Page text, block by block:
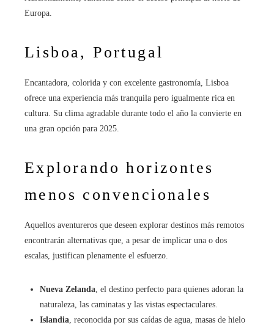
Europa.
Lisboa, Portugal
Encantadora, colorida y con excelente gastronomía, Lisboa
ofrece una experiencia más tranquila pero igualmente rica en
cultura. Su clima agradable durante todo el año la convierte en
una gran opción para 2025.
Explorando horizontes
menos convencionales
Aquellos aventureros que deseen explorar destinos más remotos
encontrarán alternativas que, a pesar de implicar una o dos
escalas, justifican plenamente el esfuerzo.
Nueva Zelanda, el destino perfecto para quienes adoran la
naturaleza, las caminatas y las vistas espectaculares.
Islandia, reconocida por sus caídas de agua, masas de hielo